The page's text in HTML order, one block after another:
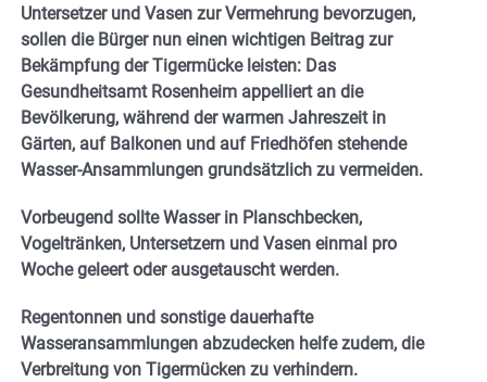
Untersetzer und Vasen zur Vermehrung bevorzugen,
sollen die Bürger nun einen wichtigen Beitrag zur
Bekämpfung der Tigermücke leisten: Das
Gesundheitsamt Rosenheim appelliert an die
Bevölkerung, während der warmen Jahreszeit in
Gärten, auf Balkonen und auf Friedhöfen stehende
Wasser-Ansammlungen grundsätzlich zu vermeiden.
Vorbeugend sollte Wasser in Planschbecken,
Vogeltränken, Untersetzern und Vasen einmal pro
Woche geleert oder ausgetauscht werden.
Regentonnen und sonstige dauerhafte
Wasseransammlungen abzudecken helfe zudem, die
Verbreitung von Tigermücken zu verhindern.